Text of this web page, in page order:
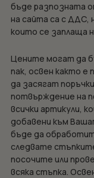
бъде разпозната
на сайта са с ДДС,
които се заплаща
Цените могат да
пак, освен както
да засягат
потвърждение на
всички артикули,
добавени към
бъде да
следвате
посочите или
всяка стъпка.